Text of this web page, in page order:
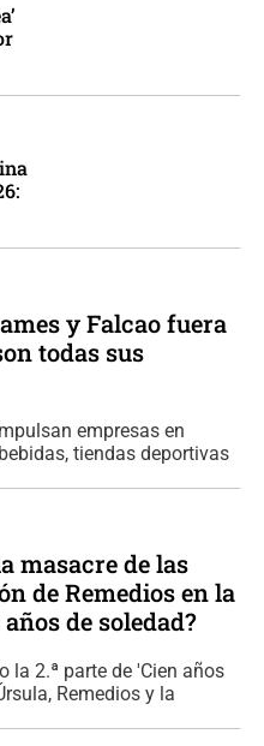
y Falcao fuera
todas sus
empresas en
tiendas deportivas
masacre de las
de Remedios en la
de soledad?
la 2.ª parte de 'Cien años
Remedios y la